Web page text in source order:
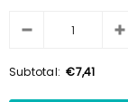
Subtotal: €7,41